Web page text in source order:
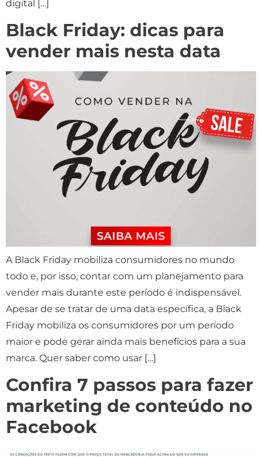
digital […]
Black Friday: dicas para
vender mais nesta data
A Black Friday mobiliza consumidores no mundo
todo e, por isso, contar com um planejamento para
vender mais durante este período é indispensável.
Apesar de se tratar de uma data específica, a Black
Friday mobiliza os consumidores por um período
maior e pode gerar ainda mais benefícios para a sua
marca. Quer saber como usar […]
Confira 7 passos para fazer
marketing de conteúdo no
Facebook